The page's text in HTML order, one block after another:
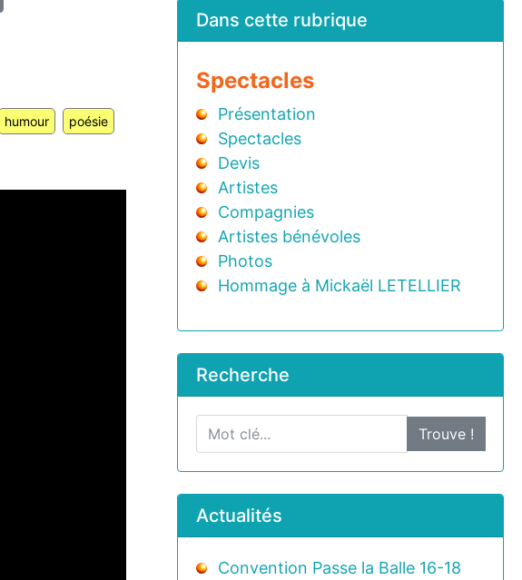
humour
poésie
Dans cette rubrique
Spectacles
Présentation
Spectacles
Devis
Artistes
Compagnies
Artistes bénévoles
Photos
Hommage à Mickaël LETELLIER
Recherche
Trouve !
Actualités
Convention Passe la Balle 16-18